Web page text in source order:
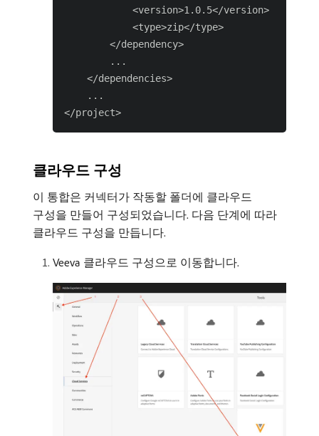
            <version>1.0.5</version>
            <type>zip</type>
        </dependency>
        ...
    </dependencies>
    ...
클라우드 구성
이 통합은 커넥터가 작동할 폴더에 클라우드
구성을 만들어 구성되었습니다. 다음 단계에 따라
클라우드 구성을 만듭니다.
Veeva 클라우드 구성으로 이동합니다.